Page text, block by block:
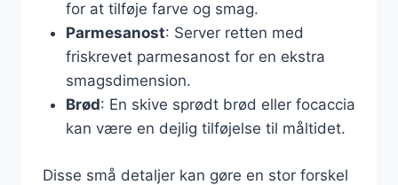
for at tilføje farve og smag.
Parmesanost: Server retten med
friskrevet parmesanost for en ekstra
smagsdimension.
Brød: En skive sprødt brød eller focaccia
kan være en dejlig tilføjelse til måltidet.
Disse små detaljer kan gøre en stor forskel